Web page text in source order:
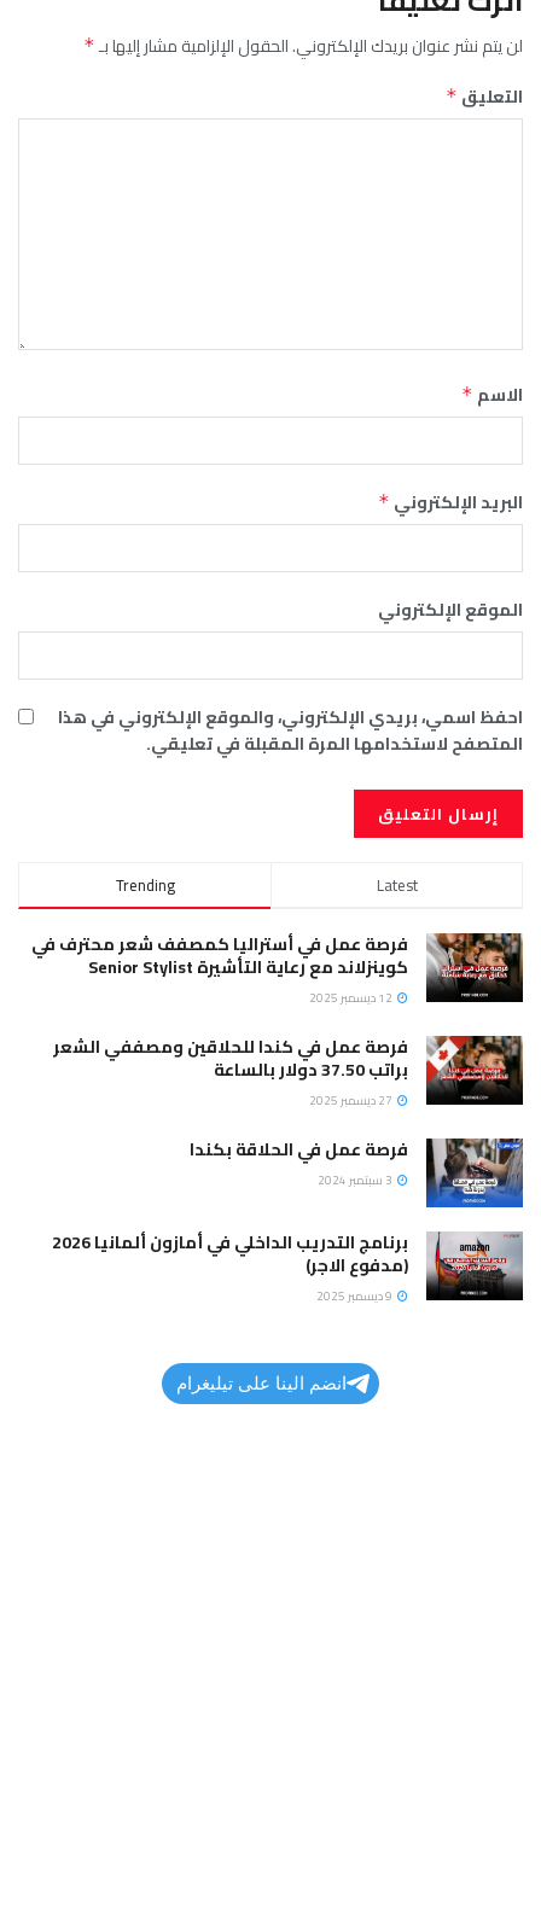
لن يتم نشر عنوان بريدك الإلكتروني.الحقول الإلزامية مشار إليها بـ*
التعليق *
الاسم *
البريد الإلكتروني *
الموقع الإلكتروني
احفظ اسمي، بريدي الإلكتروني، والموقع الإلكتروني في هذا
المتصفح لاستخدامها المرة المقبلة في تعليقي.
Trending Latest
فرصة عمل في أستراليا كمصفف شعر محترف في
كوينزلاند مع رعاية التأشيرة Senior Stylist
فرصة عمل في كندا للحلاقين ومصففي الشعر
براتب 37.50 دولار بالساعة
فرصة عمل في الحلاقة بكندا
برنامج التدريب الداخلي في أمازون ألمانيا 2026
(مدفوع الاجر)
انضم الينا على تيليغرام